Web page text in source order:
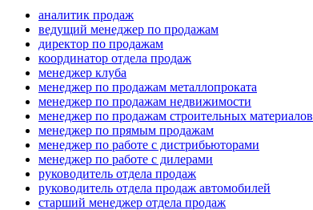
аналитик продаж
ведущий менеджер по продажам
директор по продажам
координатор отдела продаж
менеджер клуба
менеджер по продажам металлопроката
менеджер по продажам недвижимости
менеджер по продажам строительных материалов
менеджер по прямым продажам
менеджер по работе с дистрибьюторами
менеджер по работе с дилерами
руководитель отдела продаж
руководитель отдела продаж автомобилей
старший менеджер отдела продаж